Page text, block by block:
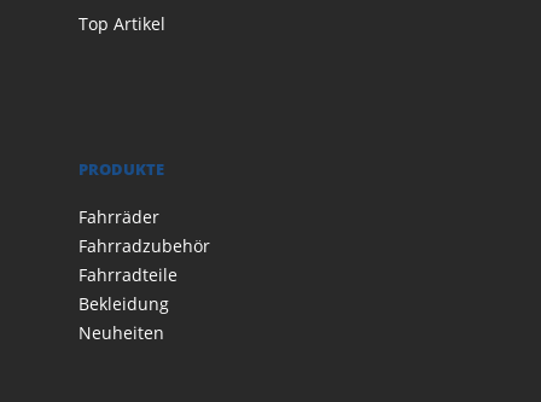
Top Artikel
PRODUKTE
Fahrräder
Fahrradzubehör
Fahrradteile
Bekleidung
Neuheiten